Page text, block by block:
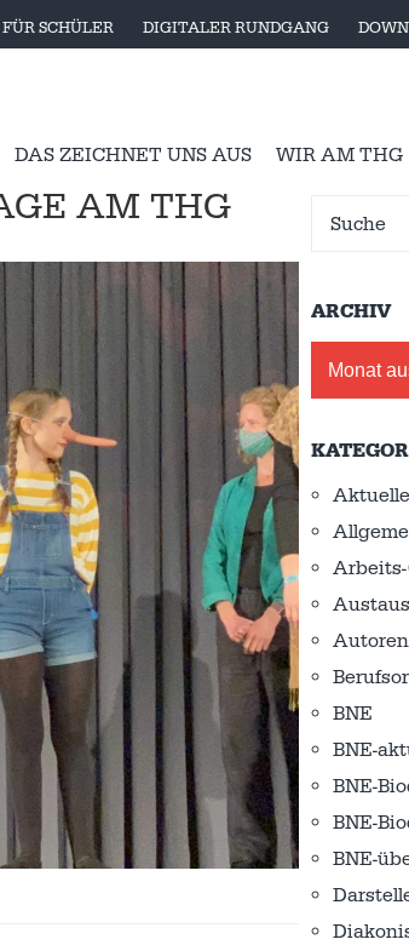
SCHÜLER DIGITALER RUNDGANG
DAS ZEICHNET UNS AUS WIR AM THG
AM THG
ARCHIV
BNE
BNE-
BNE-
BNE-
BNE-